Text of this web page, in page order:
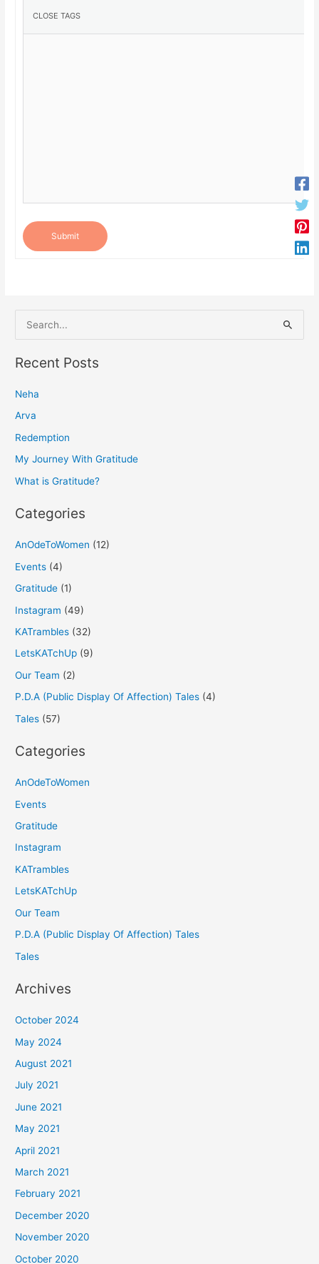
Submit
e
a
c
h
f
o
Recent Posts
Neha
Arva
Redemption
My Journey With Gratitude
What is Gratitude?
Categories
AnOdeToWomen (12)
Events (4)
Gratitude (1)
Instagram (49)
KATrambles (32)
LetsKATchUp (9)
Our Team (2)
P.D.A (Public Display Of Affection) Tales (4)
Tales (57)
Categories
AnOdeToWomen
Events
Gratitude
Instagram
KATrambles
LetsKATchUp
Our Team
P.D.A (Public Display Of Affection) Tales
Tales
Archives
October 2024
May 2024
August 2021
July 2021
June 2021
May 2021
April 2021
March 2021
February 2021
December 2020
November 2020
October 2020